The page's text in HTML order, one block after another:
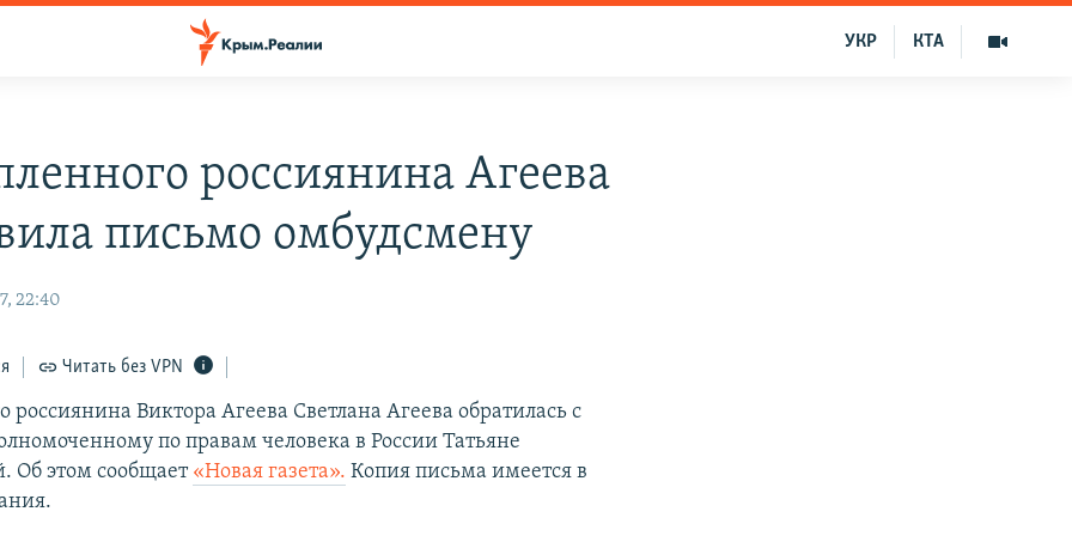
КТА
УКР
россиянина Агеева
письмо омбудсмену
22:40
Читать без VPN
россиянина Виктора Агеева Светлана Агеева обратилась с
по правам человека в России Татьяне
Об этом сообщает «Новая газета». Копия письма имеется в